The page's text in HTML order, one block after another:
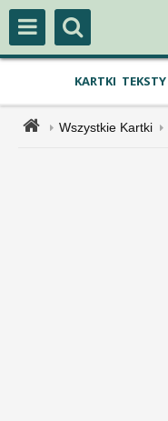
KARTKI TEKSTY
Wszystkie Kartki